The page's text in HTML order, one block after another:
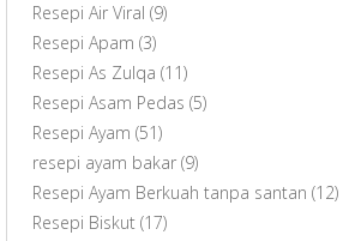
Resepi Air Viral (9)
Resepi Apam (3)
Resepi As Zulqa (11)
Resepi Asam Pedas (5)
Resepi Ayam (51)
resepi ayam bakar (9)
Resepi Ayam Berkuah tanpa santan (12)
Resepi Biskut (17)